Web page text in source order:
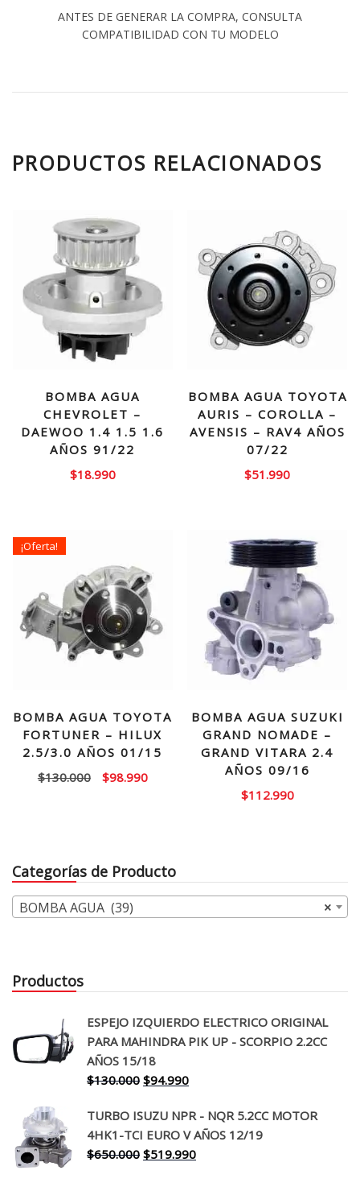
ANTES DE GENERAR LA COMPRA, CONSULTA
COMPATIBILIDAD CON TU MODELO
PRODUCTOS RELACIONADOS
BOMBA AGUA
CHEVROLET –
DAEWOO 1.4 1.5 1.6
AÑOS 91/22
$18.990
BOMBA AGUA TOYOTA
AURIS – COROLLA –
AVENSIS – RAV4 AÑOS
07/22
$51.990
¡Oferta!
BOMBA AGUA TOYOTA
FORTUNER – HILUX
2.5/3.0 AÑOS 01/15
$130.000
El
$98.990El
BOMBA AGUA SUZUKI
GRAND NOMADE –
GRAND VITARA 2.4
AÑOS 09/16
$112.990
Categorías de Producto
×
BOMBA AGUA (39)
Productos
ESPEJO IZQUIERDO ELECTRICO ORIGINAL
PARA MAHINDRA PIK UP - SCORPIO 2.2CC
AÑOS 15/18
$130.000 El
original
era:
$130.000.
$94.990El
actual
es:
$94.990.
TURBO ISUZU NPR - NQR 5.2CC MOTOR
4HK1-TCI EURO V AÑOS 12/19
$650.000 El
$519.990El